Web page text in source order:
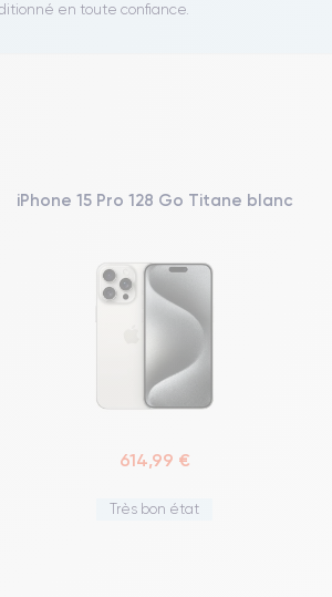
en toute confiance.
iPhone 15 Pro 128 Go Titane blanc
614,99 €
Très bon état